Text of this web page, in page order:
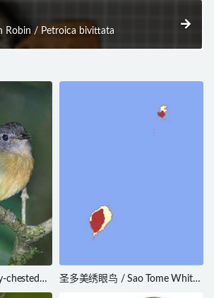
Robin / Petroica bivittata
chested
圣多美绣眼鸟 / Sao Tome White-